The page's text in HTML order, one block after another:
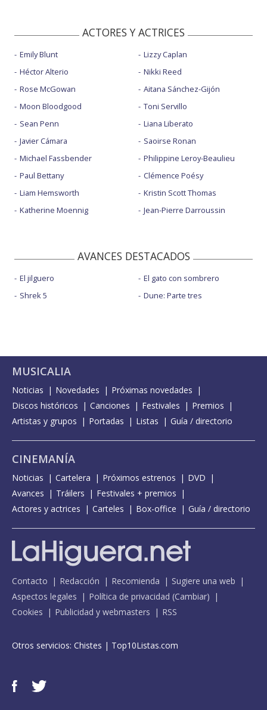
ACTORES Y ACTRICES
Emily Blunt
Héctor Alterio
Rose McGowan
Moon Bloodgood
Sean Penn
Javier Cámara
Michael Fassbender
Paul Bettany
Liam Hemsworth
Katherine Moennig
Lizzy Caplan
Nikki Reed
Aitana Sánchez-Gijón
Toni Servillo
Liana Liberato
Saoirse Ronan
Philippine Leroy-Beaulieu
Clémence Poésy
Kristin Scott Thomas
Jean-Pierre Darroussin
AVANCES DESTACADOS
El jilguero
Shrek 5
El gato con sombrero
Dune: Parte tres
MUSICALIA
Noticias Novedades
Próximas novedades
Discos históricos
Canciones Festivales
Premios
Artistas y grupos
Portadas Listas Guía / directorio
CINEMANÍA
Noticias Cartelera Próximos estrenos
DVD
Avances
Tráilers
Festivales + premios
Actores y actrices
Carteles Box-office Guía / directorio
Contacto Redacción Recomienda
Sugiere una web
Aspectos legales
Política de privacidad (Cambiar)
Cookies
Publicidad y webmasters RSS
Otros servicios: Chistes | Top10Listas.com